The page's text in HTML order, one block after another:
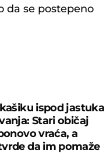
da se postepeno
ispod jastuka
Stari običaj
vraća, a
da im pomaže